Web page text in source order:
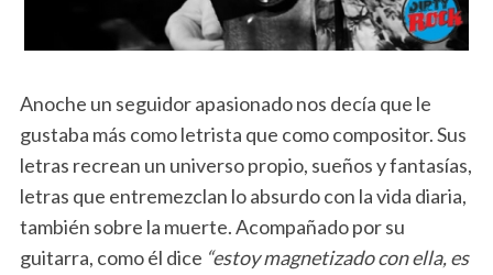
Anoche un seguidor apasionado nos decía que le
gustaba más como letrista que como compositor. Sus
letras recrean un universo propio, sueños y fantasías,
letras que entremezclan lo absurdo con la vida diaria,
también sobre la muerte. Acompañado por su
guitarra, como él dice “estoy magnetizado con ella, es